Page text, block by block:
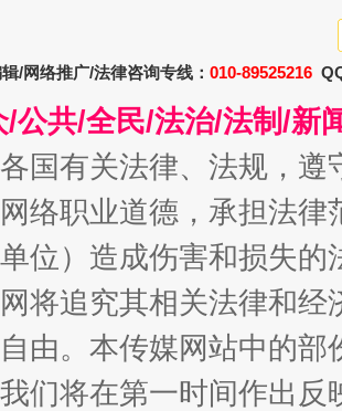
的博鳌关键词
魏明亮
/网络推广/法律咨询专线： 010-89525216
/公共/全民/法治/法制/新
国有关法律、法规，
络职业道德，承担法
位）造成伤害和损失
将追究其相关法律和
由。本传媒网站中的
们将在第一时间作出